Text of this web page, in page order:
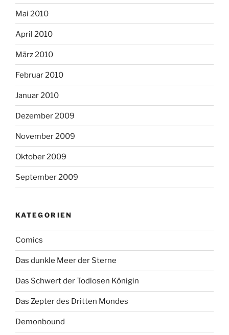
Mai 2010
April 2010
März 2010
Februar 2010
Januar 2010
Dezember 2009
November 2009
Oktober 2009
September 2009
KATEGORIEN
Comics
Das dunkle Meer der Sterne
Das Schwert der Todlosen Königin
Das Zepter des Dritten Mondes
Demonbound